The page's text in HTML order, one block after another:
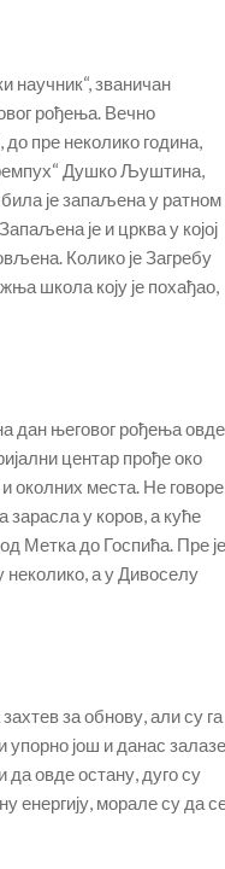
научник“, званичан
рођења. Вечно
пре неколико година,
Душко Љуштина,
је запаљена у ратном
је и црква у којој
Колико је Загребу
школа коју је похађао,
дан његовог рођења овде
центар прође око
околних места. Не говоре
у коров, а куће
Метка до Госпића. Пре је
а у Дивоселу
за обнову, али су га
упорно још и данас залазе
да овде остану, дуго су
енергију, морале су да